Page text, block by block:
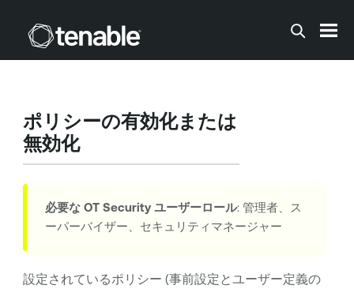
メインコンテンツに移動する
ポリシーの有効化または
無効化
必要な OT Securityユーザーロール: 管理者、ス
ーパーバイザー、セキュリティマネージャー
設定されているポリシー (事前設定とユーザー定義の